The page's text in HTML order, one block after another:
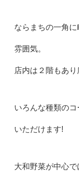
ならまちの一角
雰囲気。
店内は２階もあり
いろんな種類の
いただけます!
大和野菜が中心